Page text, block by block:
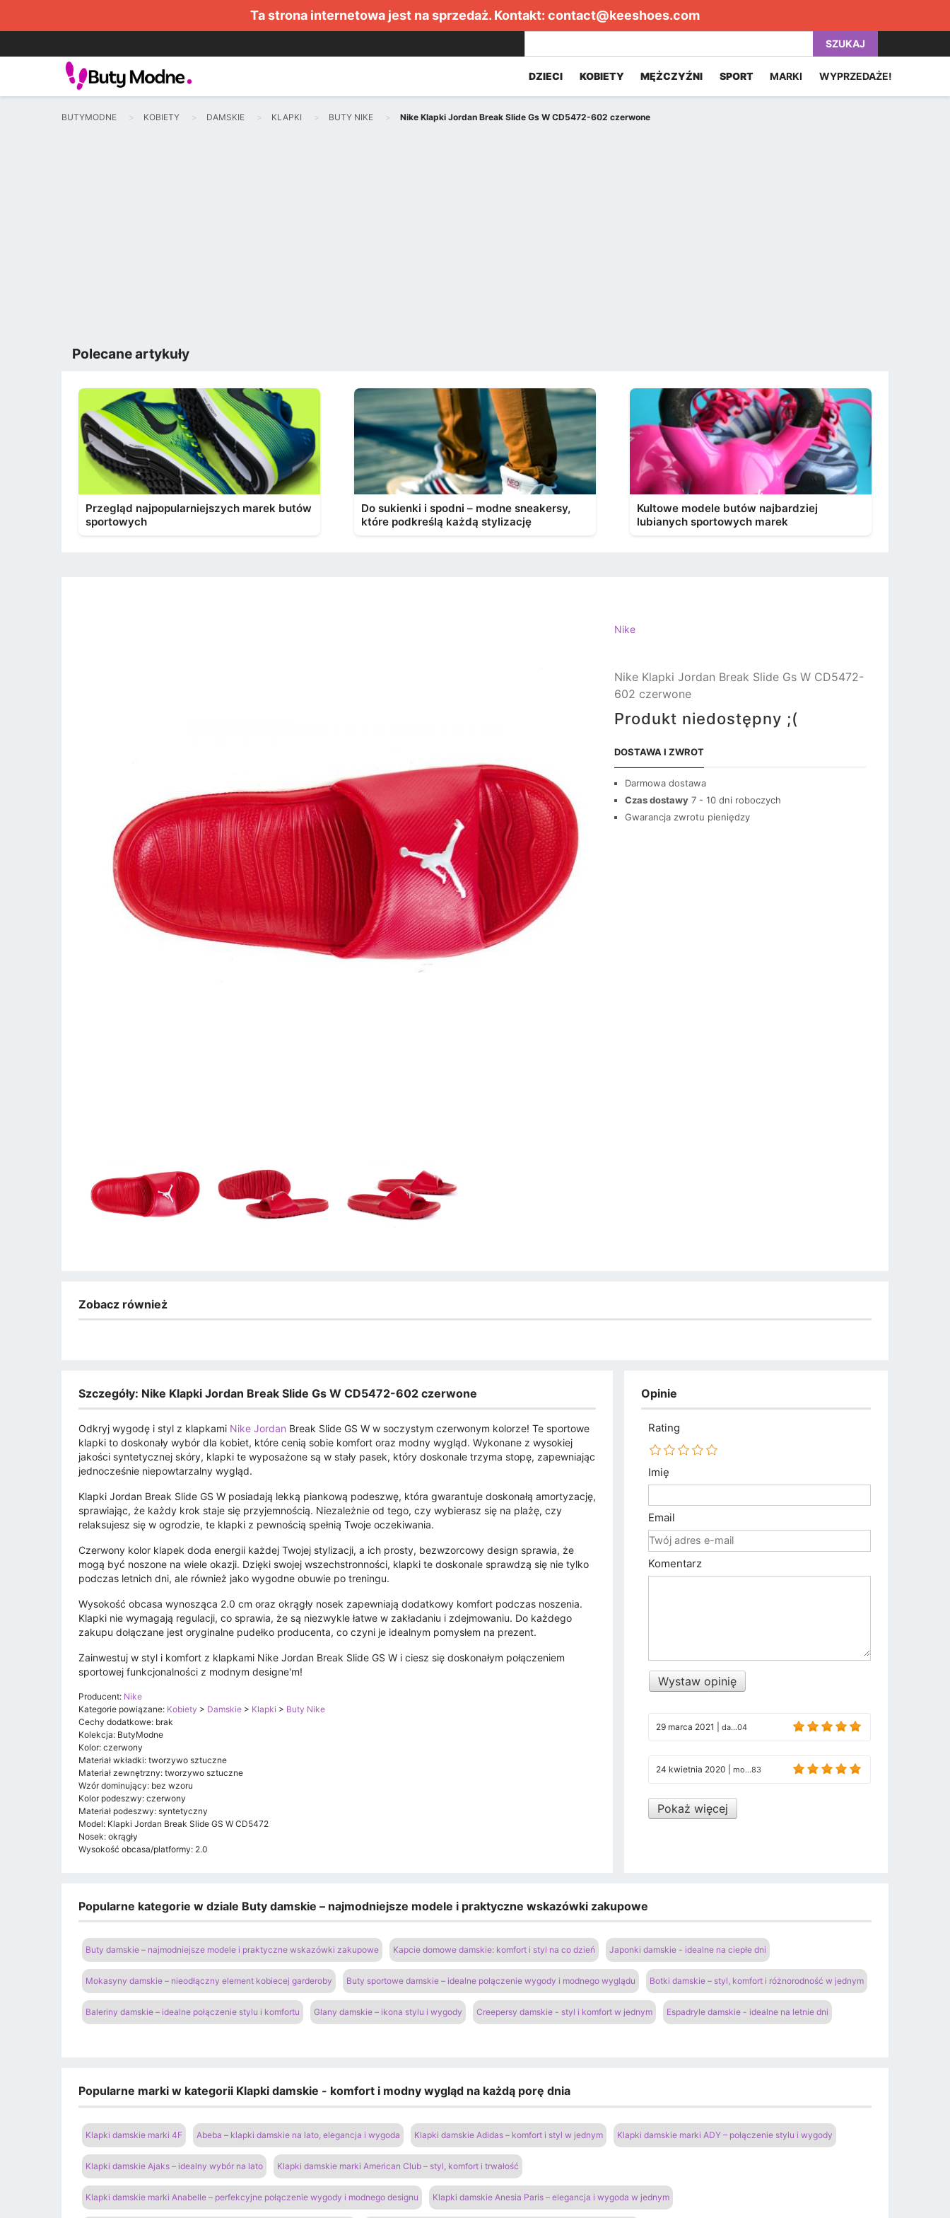
Ta strona internetowa jest na sprzedaż. Kontakt: contact@keeshoes.com
SZUKAJ
DZIECI KOBIETY MĘŻCZYŹNI SPORT MARKI WYPRZEDAŻE!
BUTYMODNE KOBIETY DAMSKIE KLAPKI BUTY NIKE Nike Klapki Jordan Break Slide Gs W CD5472-602 czerwone
Polecane artykuły
Przegląd najpopularniejszych marek butów
sportowych
Do sukienki i spodni – modne sneakersy,
które podkreślą każdą stylizację
Kultowe modele butów najbardziej
lubianych sportowych marek
Nike
Nike Klapki Jordan Break Slide Gs W CD5472-
602 czerwone
Produkt niedostępny ;(
DOSTAWA I ZWROT
Darmowa dostawa
Czas dostawy 7 - 10 dni roboczych
Gwarancja zwrotu pieniędzy
Zobacz również
Szczegóły: Nike Klapki Jordan Break Slide Gs W CD5472-602 czerwone
Odkryj wygodę i styl z klapkami Nike Jordan Break Slide GS W w soczystym czerwonym kolorze! Te sportowe
klapki to doskonały wybór dla kobiet, które cenią sobie komfort oraz modny wygląd. Wykonane z wysokiej
jakości syntetycznej skóry, klapki te wyposażone są w stały pasek, który doskonale trzyma stopę, zapewniając
jednocześnie niepowtarzalny wygląd.
Klapki Jordan Break Slide GS W posiadają lekką piankową podeszwę, która gwarantuje doskonałą amortyzację,
sprawiając, że każdy krok staje się przyjemnością. Niezależnie od tego, czy wybierasz się na plażę, czy
relaksujesz się w ogrodzie, te klapki z pewnością spełnią Twoje oczekiwania.
Czerwony kolor klapek doda energii każdej Twojej stylizacji, a ich prosty, bezwzorcowy design sprawia, że
mogą być noszone na wiele okazji. Dzięki swojej wszechstronności, klapki te doskonale sprawdzą się nie tylko
podczas letnich dni, ale również jako wygodne obuwie po treningu.
Wysokość obcasa wynosząca 2.0 cm oraz okrągły nosek zapewniają dodatkowy komfort podczas noszenia.
Klapki nie wymagają regulacji, co sprawia, że są niezwykle łatwe w zakładaniu i zdejmowaniu. Do każdego
zakupu dołączane jest oryginalne pudełko producenta, co czyni je idealnym pomysłem na prezent.
Zainwestuj w styl i komfort z klapkami Nike Jordan Break Slide GS W i ciesz się doskonałym połączeniem
sportowej funkcjonalności z modnym designe'm!
Producent: Nike
Kategorie powiązane: Kobiety > Damskie > Klapki > Buty Nike
Cechy dodatkowe: brak
Kolekcja: ButyModne
Kolor: czerwony
Materiał wkładki: tworzywo sztuczne
Materiał zewnętrzny: tworzywo sztuczne
Wzór dominujący: bez wzoru
Kolor podeszwy: czerwony
Materiał podeszwy: syntetyczny
Model: Klapki Jordan Break Slide GS W CD5472
Nosek: okrągły
Wysokość obcasa/platformy: 2.0
Opinie
Rating
Imię
Email
Komentarz
Wystaw opinię
29 marca 2021 da...04
24 kwietnia 2020 mo...83
Pokaż więcej
Popularne kategorie w dziale Buty damskie – najmodniejsze modele i praktyczne wskazówki zakupowe
Buty damskie – najmodniejsze modele i praktyczne wskazówki zakupowe Kapcie domowe damskie: komfort i styl na co dzień Japonki damskie - idealne na ciepłe dni
Mokasyny damskie – nieodłączny element kobiecej garderoby Buty sportowe damskie – idealne połączenie wygody i modnego wyglądu Botki damskie – styl, komfort i różnorodność w jednym
Baleriny damskie – idealne połączenie stylu i komfortu Glany damskie – ikona stylu i wygody Creepersy damskie - styl i komfort w jednym Espadryle damskie - idealne na letnie dni
Popularne marki w kategorii Klapki damskie - komfort i modny wygląd na każdą porę dnia
Klapki damskie marki 4F Abeba – klapki damskie na lato, elegancja i wygoda Klapki damskie Adidas – komfort i styl w jednym Klapki damskie marki ADY – połączenie stylu i wygody
Klapki damskie Ajaks – idealny wybór na lato Klapki damskie marki American Club – styl, komfort i trwałość
Klapki damskie marki Anabelle – perfekcyjne połączenie wygody i modnego designu Klapki damskie Anesia Paris – elegancja i wygoda w jednym